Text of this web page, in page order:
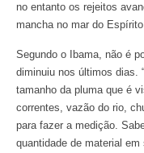
no entanto os rejeitos
mancha no mar do
Segundo o Ibama, não é
diminuiu nos últimos dias.
tamanho da pluma que é
correntes, vazão do rio,
para fazer a medição.
quantidade de material